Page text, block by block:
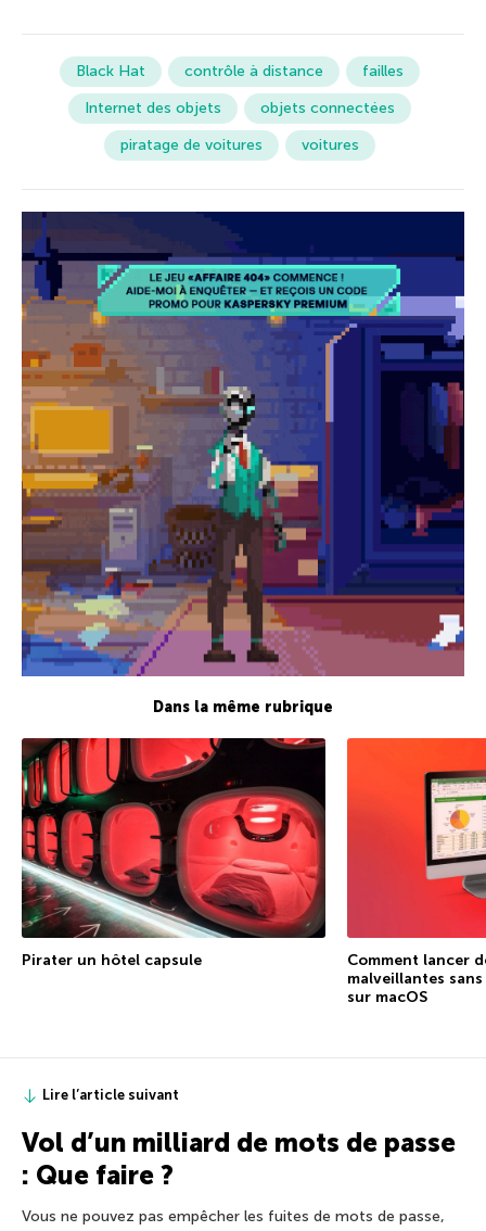
Black Hat contrôle à distance
failles
Internet des objets
objets connectées
piratage de voitures
voitures
Dans la même rubrique
Pirater un hôtel capsule
Comment lancer
malveillantes
sur macOS
Lire l’article suivant
Vol d’un milliard de mots de passe
: Que faire ?
Vous ne pouvez pas empêcher les fuites de mots de passe,